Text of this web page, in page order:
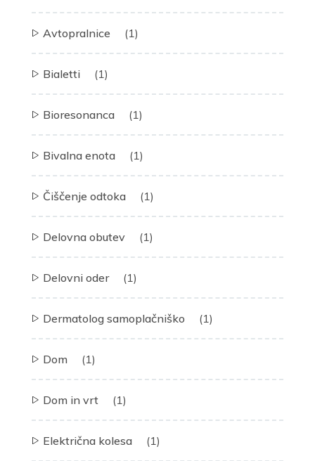
Avtopralnice (1)
Bialetti (1)
Bioresonanca (1)
Bivalna enota (1)
Čiščenje odtoka (1)
Delovna obutev (1)
Delovni oder (1)
Dermatolog samoplačniško (1)
Dom (1)
Dom in vrt (1)
Električna kolesa (1)